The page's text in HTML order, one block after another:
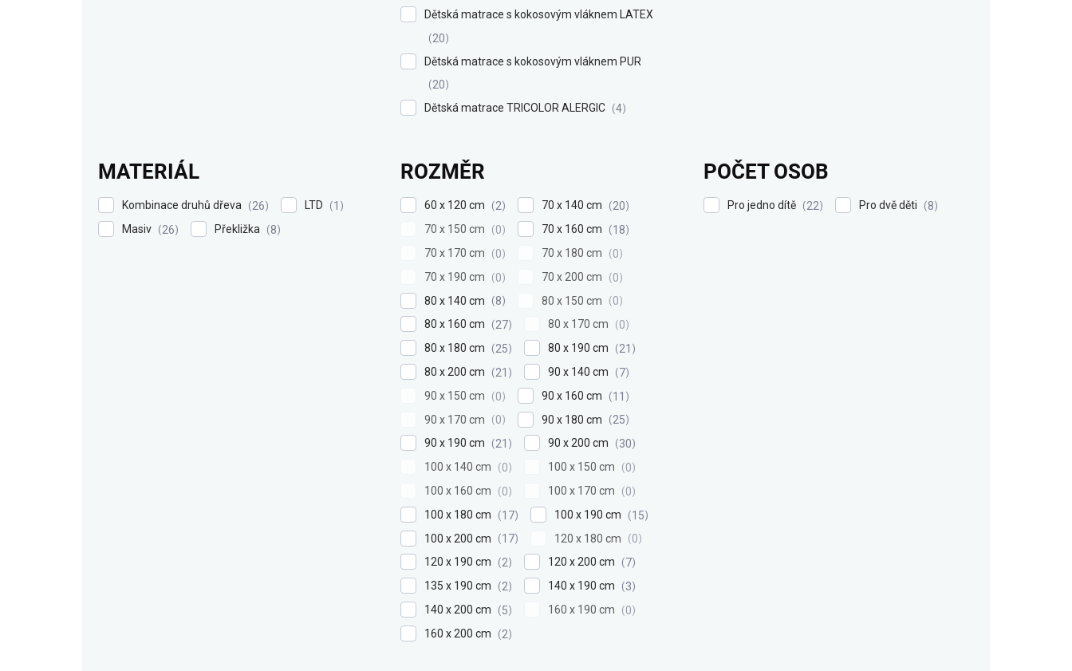
Dětská matrace s kokosovým vláknem LATEX
20
Dětská matrace s kokosovým vláknem PUR
20
Dětská matrace TRICOLOR ALERGIC
4
MATERIÁL
Kombinace druhů dřeva 26 LTD
1
Masiv
26 Překližka 8
ROZMĚR
60 x 120 cm 2 70 x 140 cm
20
70 x 150 cm
0 70 x 160 cm
18
70 x 170 cm
0 70 x 180 cm
0
70 x 190 cm
0 70 x 200 cm
0
80 x 140 cm
8 80 x 150 cm
0
80 x 160 cm
27 80 x 170 cm
0
80 x 180 cm
25 80 x 190 cm
21
80 x 200 cm
21 90 x 140 cm
7
90 x 150 cm
0 90 x 160 cm
11
90 x 170 cm
0 90 x 180 cm
25
90 x 190 cm
21 90 x 200 cm
30
100 x 140 cm
0 100 x 150 cm
0
100 x 160 cm
0 100 x 170 cm
0
100 x 180 cm
17 100 x 190 cm
15
100 x 200 cm
17 120 x 180 cm
0
120 x 190 cm
2 120 x 200 cm
7
135 x 190 cm
2 140 x 190 cm
3
140 x 200 cm
5 160 x 190 cm
0
160 x 200 cm
2
POČET OSOB
Pro jedno dítě 22 Pro dvě děti 8